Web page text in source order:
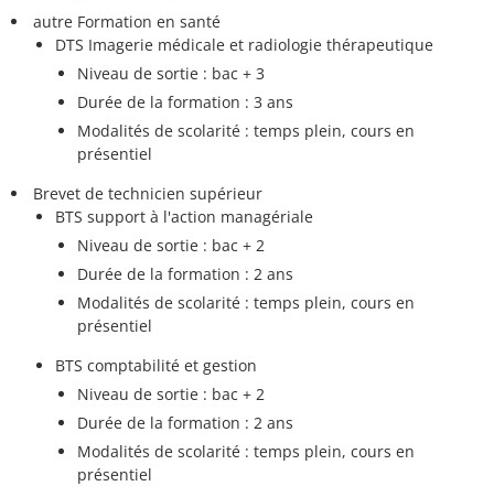
autre Formation en santé
DTS Imagerie médicale et radiologie thérapeutique
Niveau de sortie : bac + 3
Durée de la formation : 3 ans
Modalités de scolarité : temps plein, cours en
présentiel
Brevet de technicien supérieur
BTS support à l'action managériale
Niveau de sortie : bac + 2
Durée de la formation : 2 ans
Modalités de scolarité : temps plein, cours en
présentiel
BTS comptabilité et gestion
Niveau de sortie : bac + 2
Durée de la formation : 2 ans
Modalités de scolarité : temps plein, cours en
présentiel